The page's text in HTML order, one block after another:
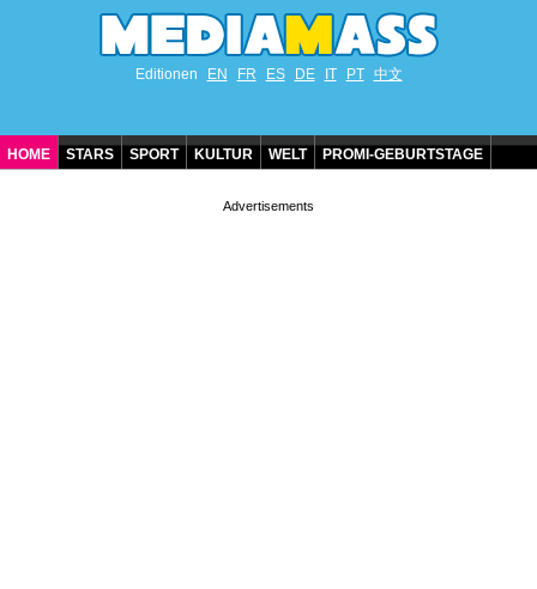
Editionen EN FR ES DE IT PT 中文
HOME STARS SPORT KULTUR WELT PROMI-GEBURTSTAGE